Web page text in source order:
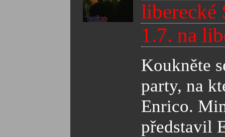
liberecké
1.7. na
Koukněte
party, na
Enrico.
představil